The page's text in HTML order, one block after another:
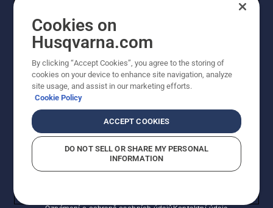
PROFESIONÁLNÍ
Cookies on
Husqvarna.com
By clicking “Accept Cookies”, you agree to the storing of
cookies on your device to enhance site navigation, analyze
site usage, and assist in our marketing efforts.
Cookie Policy
ACCEPT COOKIES
DO NOT SELL OR SHARE MY PERSONAL
INFORMATION